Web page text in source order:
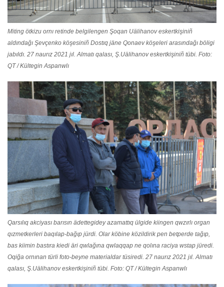
Miting ötkizu ornı retinde belgilengen Şoqan Uälihanov eskertkişiniñ
aldındağı Şevçenko köşesiniñ Dostıq jäne Qonaev köşeleri arasındağı böligi
jabıldı. 27 naurız 2021 jıl. Almatı qalası, Ş.Uälihanov eskertkişiniñ tübi. Foto:
QT / Kültegin Aspanwlı
Qarsılıq akciyası barısın ädettegidey azamattıq ülgide kiingen qwzırlı organ
qızmetkerleri baqılap-bağıp jürdi. Olar köbine közildirik pen betperde tağıp,
bas kiimin bastıra kiedi äri qwlağına qwlaqqap ne qolına raciya wstap jüredi.
Oqiğa ornınan türli foto-beyne materialdar tüsiredi. 27 naurız 2021 jıl. Almatı
qalası, Ş.Uälihanov eskertkişiniñ tübi. Foto: QT / Kültegin Aspanwlı